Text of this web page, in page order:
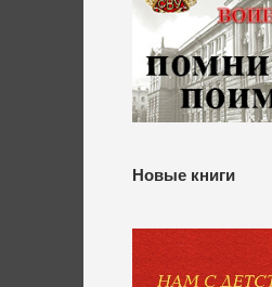
Новые книги